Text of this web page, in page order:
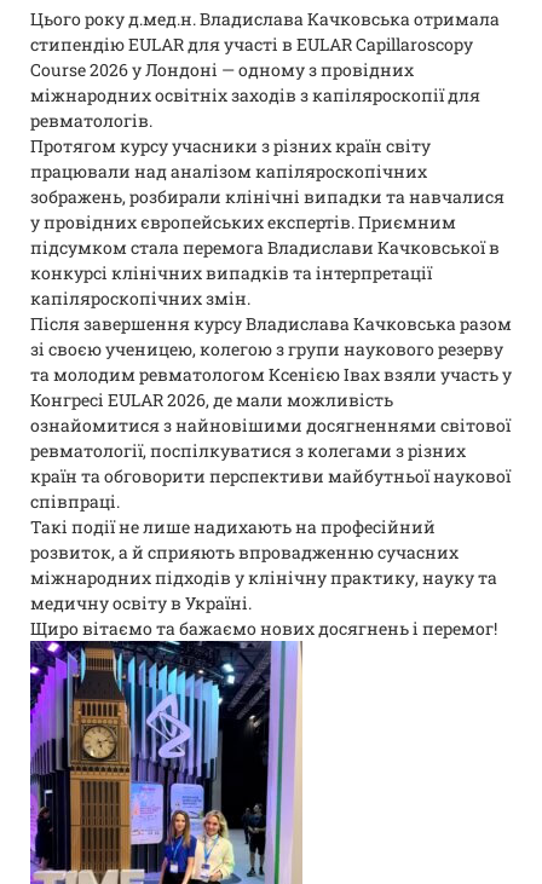
Цього року д.мед.н. Владислава Качковська отримала
стипендію EULAR для участі в EULAR Capillaroscopy
Course 2026 у Лондоні — одному з провідних
міжнародних освітніх заходів з капіляроскопії для
ревматологів.
Протягом курсу учасники з різних країн світу
працювали над аналізом капіляроскопічних
зображень, розбирали клінічні випадки та навчалися
у провідних європейських експертів. Приємним
підсумком стала перемога Владислави Качковської в
конкурсі клінічних випадків та інтерпретації
капіляроскопічних змін.
Після завершення курсу Владислава Качковська разом
зі своєю ученицею, колегою з групи наукового резерву
та молодим ревматологом Ксенією Івах взяли участь у
Конгресі EULAR 2026, де мали можливість
ознайомитися з найновішими досягненнями світової
ревматології, поспілкуватися з колегами з різних
країн та обговорити перспективи майбутньої наукової
співпраці.
Такі події не лише надихають на професійний
розвиток, а й сприяють впровадженню сучасних
міжнародних підходів у клінічну практику, науку та
медичну освіту в Україні.
Щиро вітаємо та бажаємо нових досягнень і перемог!